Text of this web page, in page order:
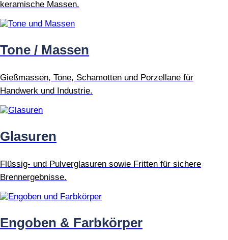
keramische Massen.
Tone / Massen
Gießmassen, Tone, Schamotten und Porzellane für
Handwerk und Industrie.
Glasuren
Flüssig- und Pulverglasuren sowie Fritten für sichere
Brennergebnisse.
Engoben & Farbkörper